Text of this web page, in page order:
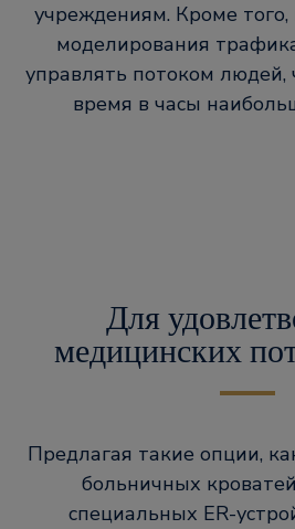
учреждениям. Кроме
моделирования
управлять потоком людей,
время в часы
Для
медицинских
Предлагая такие опции,
больничных
специальных ER-